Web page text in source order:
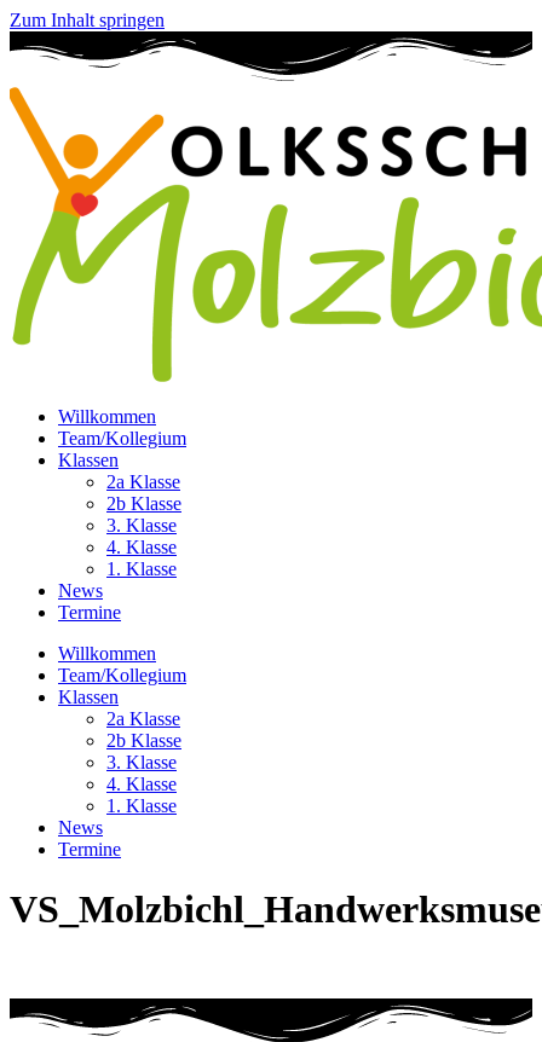
Zum Inhalt springen
Willkommen
Team/Kollegium
Klassen
2a Klasse
2b Klasse
3. Klasse
4. Klasse
1. Klasse
News
Termine
Willkommen
Team/Kollegium
Klassen
2a Klasse
2b Klasse
3. Klasse
4. Klasse
1. Klasse
News
Termine